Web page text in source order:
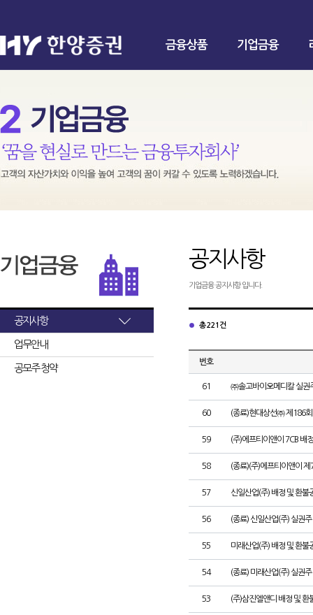
금융상품 기업금융
공지사항
업무안내
공모주 청약
공지사항
기업금융 공지사항 입니다.
총 221건
번호
61 ㈜솔고바이오메디칼 실권
60 (종료)현대상선㈜ 제186
59 (주)에프티이앤이 7CB 배
58 (종료)(주)에프티이앤이
57 신일산업(주) 배정 및 환불
56 (종료) 신일산업(주) 실권
55 미래산업(주) 배정 및 환불
54 (종료) 미래산업(주) 실권
53 (주)삼진엘앤디 배정 및 환